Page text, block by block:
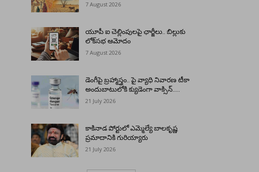
7 August 2026
యూపీ ఐ చెల్లింపులపై ఛార్జీలు.. బిల్లుకు
లోక్‌సభ ఆమోదం
7 August 2026
డెంగీపై బ్రహ్మాస్త్రం.. పై వ్యాధి నివారణ టీకా
అందుబాటులోకి క్యుడెంగా వాక్సిన్…..
21 July 2026
కాకినాడ పోర్టులో ఎమ్మెల్యే బాలకృష్ణ
ప్రమాదానికి గురియ్యారు
21 July 2026